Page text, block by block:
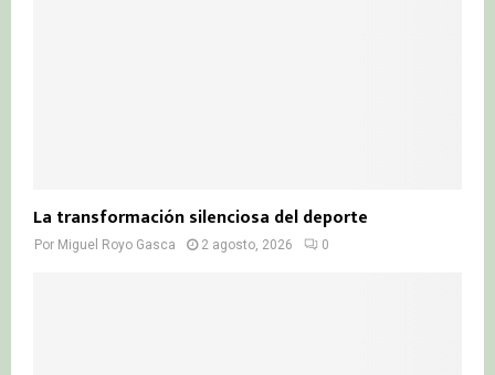
La transformación silenciosa del deporte
Por Miguel Royo Gasca 2 agosto, 2026 0